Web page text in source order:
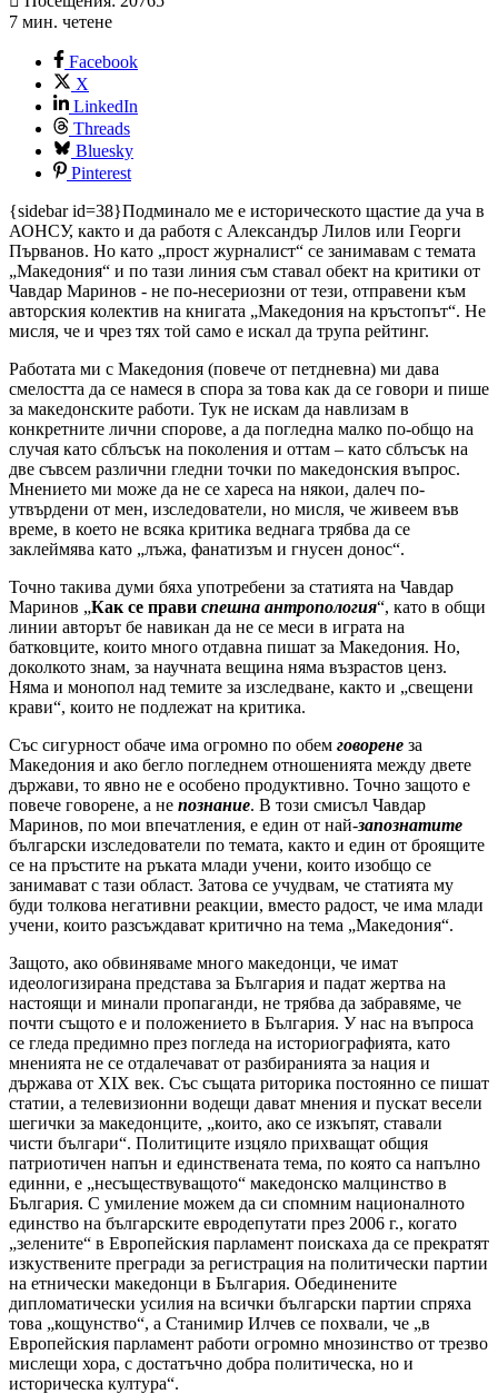
7 мин. четене
Facebook
X
LinkedIn
Threads
Bluesky
Pinterest
{sidebar id=38}Подминало ме е историческото щастие да уча в
АОНСУ, както и да работя с Александър Лилов или Георги
Първанов. Но като „прост журналист“ се занимавам с темата
„Македония“ и по тази линия съм ставал обект на критики от
Чавдар Маринов - не по-несериозни от тези, отправени към
авторския колектив на книгата „Македония на кръстопът“. Не
мисля, че и чрез тях той само е искал да трупа рейтинг.
Работата ми с Македония (повече от петдневна) ми дава
смелостта да се намеся в спора за това как да се говори и пише
за македонските работи. Тук не искам да навлизам в
конкретните лични спорове, а да погледна малко по-общо на
случая като сблъсък на поколения и оттам – като сблъсък на
две съвсем различни гледни точки по македонския въпрос.
Мнението ми може да не се хареса на някои, далеч по-
утвърдени от мен, изследователи, но мисля, че живеем във
време, в което не всяка критика веднага трябва да се
заклеймява като „лъжа, фанатизъм и гнусен донос“.
Точно такива думи бяха употребени за статията на Чавдар
Маринов „Как се прави спешна антропология“, като в общи
линии авторът бе навикан да не се меси в играта на
батковците, които много отдавна пишат за Македония. Но,
доколкото знам, за научната вещина няма възрастов ценз.
Няма и монопол над темите за изследване, както и „свещени
крави“, които не подлежат на критика.
Със сигурност обаче има огромно по обем говорене за
Македония и ако бегло погледнем отношенията между двете
държави, то явно не е особено продуктивно. Точно защото е
повече говорене, а не познание. В този смисъл Чавдар
Маринов, по мои впечатления, е един от най-запознатите
български изследователи по темата, както и един от броящите
се на пръстите на ръката млади учени, които изобщо се
занимават с тази област. Затова се учудвам, че статията му
буди толкова негативни реакции, вместо радост, че има млади
учени, които разсъждават критично на тема „Македония“.
Защото, ако обвиняваме много македонци, че имат
идеологизирана представа за България и падат жертва на
настоящи и минали пропаганди, не трябва да забравяме, че
почти същото е и положението в България. У нас на въпроса
се гледа предимно през погледа на историографията, като
мненията не се отдалечават от разбиранията за нация и
държава от XIX век. Със същата риторика постоянно се пишат
статии, а телевизионни водещи дават мнения и пускат весели
шегички за македонците, „които, ако се изкъпят, ставали
чисти българи“. Политиците изцяло прихващат общия
патриотичен напън и единствената тема, по която са напълно
единни, е „несъществуващото“ македонско малцинство в
България. С умиление можем да си спомним националното
единство на българските евродепутати през 2006 г., когато
„зелените“ в Европейския парламент поискаха да се прекратят
изкуствените прегради за регистрация на политически партии
на етнически македонци в България. Обединените
дипломатически усилия на всички български партии спряха
това „кощунство“, а Станимир Илчев се похвали, че „в
Европейския парламент работи огромно мнозинство от трезво
мислещи хора, с достатъчно добра политическа, но и
историческа култура“.